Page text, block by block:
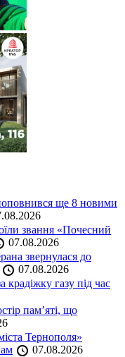
ще 8 новими
звання «Почесний
07.08.2026
звернулася до
07.08.2026
крадіжку газу під час
пам’яті, що
Тернополя»
07.08.2026